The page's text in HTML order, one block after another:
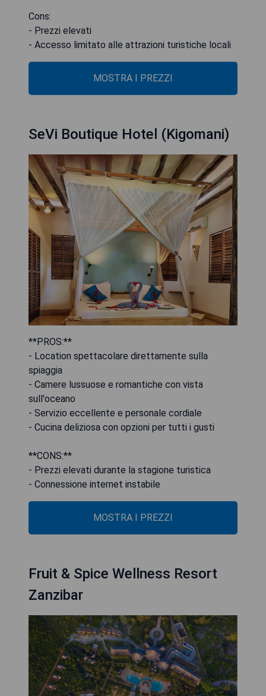
Cons:
- Prezzi elevati
- Accesso limitato alle attrazioni turistiche locali
MOSTRA I PREZZI
SeVi Boutique Hotel (Kigomani)
**PROS:**
- Location spettacolare direttamente sulla
spiaggia
- Camere lussuose e romantiche con vista
sull'oceano
- Servizio eccellente e personale cordiale
- Cucina deliziosa con opzioni per tutti i gusti
**CONS:**
- Prezzi elevati durante la stagione turistica
- Connessione internet instabile
MOSTRA I PREZZI
Fruit & Spice Wellness Resort
Zanzibar